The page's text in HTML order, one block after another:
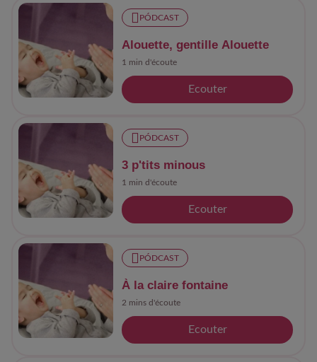
PÓDCAST
Alouette, gentille Alouette
1 min d'écoute
Ecouter
PÓDCAST
3 p'tits minous
1 min d'écoute
Ecouter
PÓDCAST
À la claire fontaine
2 mins d'écoute
Ecouter